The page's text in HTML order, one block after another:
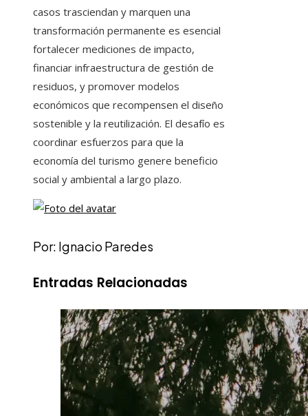
casos trasciendan y marquen una
transformación permanente es esencial
fortalecer mediciones de impacto,
financiar infraestructura de gestión de
residuos, y promover modelos
económicos que recompensen el diseño
sostenible y la reutilización. El desafío es
coordinar esfuerzos para que la
economía del turismo genere beneficio
social y ambiental a largo plazo.
Por: Ignacio Paredes
Entradas Relacionadas